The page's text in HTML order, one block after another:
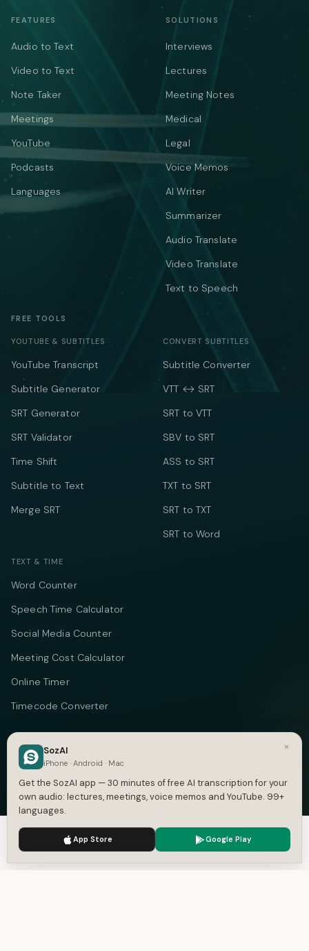
FEATURES
Audio to Text
Video to Text
Note Taker
Meetings
YouTube
Podcasts
Languages
SOLUTIONS
Interviews
Lectures
Meeting Notes
Medical
Legal
Voice Memos
AI Writer
Summarizer
Audio Translate
Video Translate
Text to Speech
FREE TOOLS
YOUTUBE & SUBTITLES
YouTube Transcript
Subtitle Generator
SRT Generator
SRT Validator
Time Shift
Subtitle to Text
Merge SRT
CONVERT SUBTITLES
Subtitle Converter
VTT ↔ SRT
SRT to VTT
SBV to SRT
ASS to SRT
TXT to SRT
SRT to TXT
SRT to Word
TEXT & TIME
Word Counter
Speech Time Calculator
Social Media Counter
Meeting Cost Calculator
Online Timer
Timecode Converter
COMPANY
About
Pricing
Case Studies
Compare
We use cookies to enhance your experience.
×
SozAI
iPhone · Android · Mac
Get the SozAI app — 30 minutes of free AI transcription for your
own audio: lectures, meetings, voice memos and YouTube. 99+
languages.
App Store Google Play